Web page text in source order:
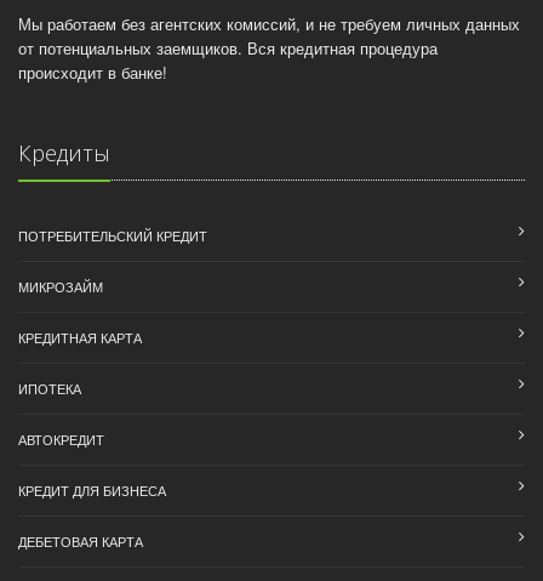
Мы работаем без агентских комиссий, и не требуем личных данных
от потенциальных заемщиков. Вся кредитная процедура
происходит в банке!
Кредиты
ПОТРЕБИТЕЛЬСКИЙ КРЕДИТ
МИКРОЗАЙМ
КРЕДИТНАЯ КАРТА
ИПОТЕКА
АВТОКРЕДИТ
КРЕДИТ ДЛЯ БИЗНЕСА
ДЕБЕТОВАЯ КАРТА